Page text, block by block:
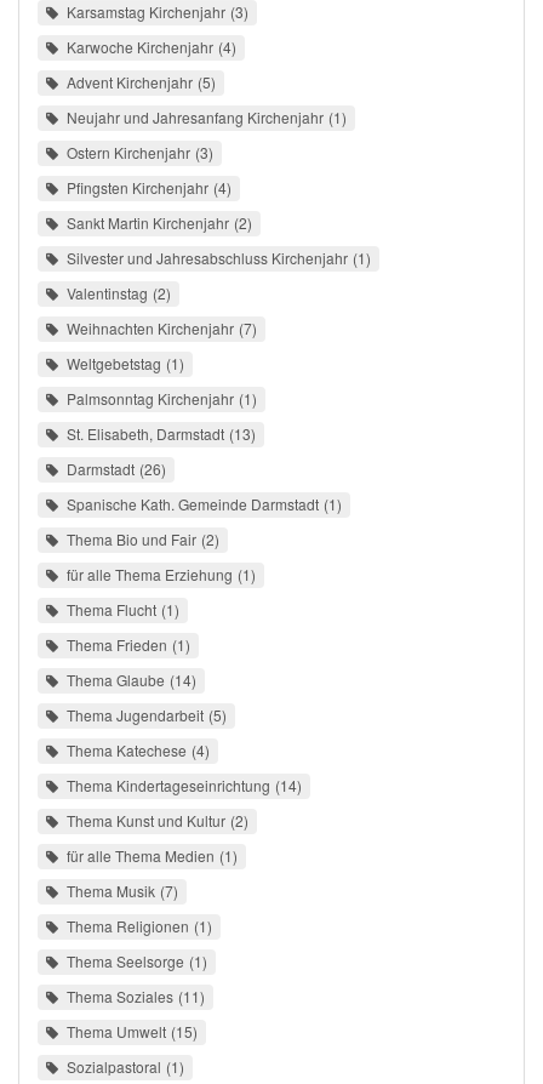
Karsamstag Kirchenjahr 3
Karwoche Kirchenjahr 4
Advent Kirchenjahr 5
Neujahr und Jahresanfang Kirchenjahr 1
Ostern Kirchenjahr 3
Pfingsten Kirchenjahr 4
Sankt Martin Kirchenjahr 2
Silvester und Jahresabschluss Kirchenjahr 1
Valentinstag 2
Weihnachten Kirchenjahr 7
Weltgebetstag 1
Palmsonntag Kirchenjahr 1
St. Elisabeth, Darmstadt 13
Darmstadt 26
Spanische Kath. Gemeinde Darmstadt 1
Thema Bio und Fair 2
für alle Thema Erziehung 1
Thema Flucht 1
Thema Frieden 1
Thema Glaube 14
Thema Jugendarbeit 5
Thema Katechese 4
Thema Kindertageseinrichtung 14
Thema Kunst und Kultur 2
für alle Thema Medien 1
Thema Musik 7
Thema Religionen 1
Thema Seelsorge 1
Thema Soziales 11
Thema Umwelt 15
Sozialpastoral 1